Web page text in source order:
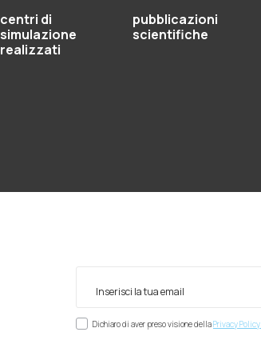
centri di
simulazione
realizzati
pubblicazioni
scientifiche
Dichiaro di aver preso visione dellaPrivacy Policy